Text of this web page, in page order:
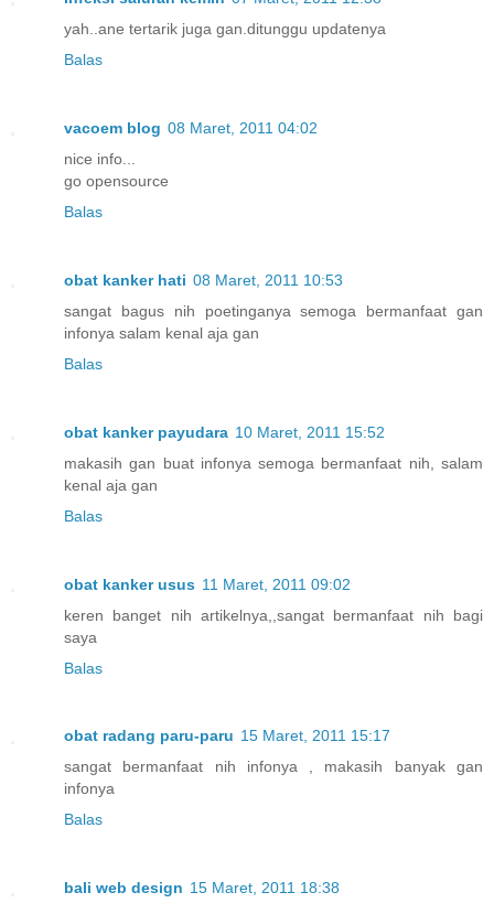
yah..ane tertarik juga gan.ditunggu updatenya
Balas
vacoem blog 08 Maret, 2011 04:02
nice info...
go opensource
Balas
obat kanker hati 08 Maret, 2011 10:53
sangat bagus nih poetinganya semoga bermanfaat gan
infonya salam kenal aja gan
Balas
obat kanker payudara 10 Maret, 2011 15:52
makasih gan buat infonya semoga bermanfaat nih, salam
kenal aja gan
Balas
obat kanker usus 11 Maret, 2011 09:02
keren banget nih artikelnya,,sangat bermanfaat nih bagi
saya
Balas
obat radang paru-paru 15 Maret, 2011 15:17
sangat bermanfaat nih infonya , makasih banyak gan
infonya
Balas
bali web design 15 Maret, 2011 18:38